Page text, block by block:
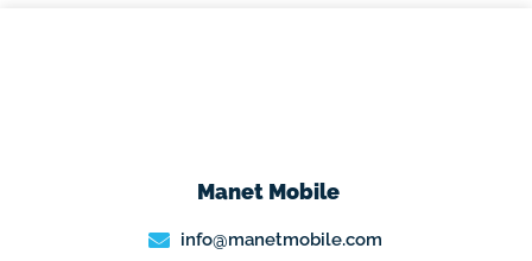
Manet Mobile
info@manetmobile.com